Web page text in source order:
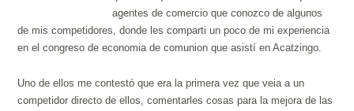
agentes de comercio que conozco de algunos
de mis competidores, donde les comparti un poco de mi experiencia
en el congreso de economia de comunion que asistí en Acatzingo.
Uno de ellos me contestó que era la primera vez que veia a un
competidor directo de ellos, comentarles cosas para la mejora de las